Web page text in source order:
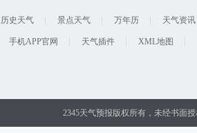
历史天气 景点天气 万年历 天气资讯
手机APP官网 天气插件 XML地图
2345天气预报版权所有，未经书面